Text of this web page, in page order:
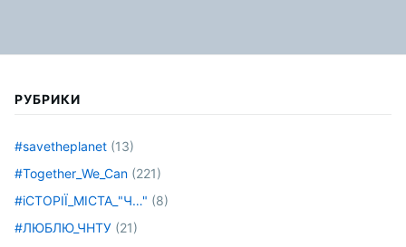
РУБРИКИ
#savetheplanet (13)
#Together_We_Can (221)
#іСТОРІЇ_МІСТА_"Ч…" (8)
#ЛЮБЛЮ_ЧНТУ (21)